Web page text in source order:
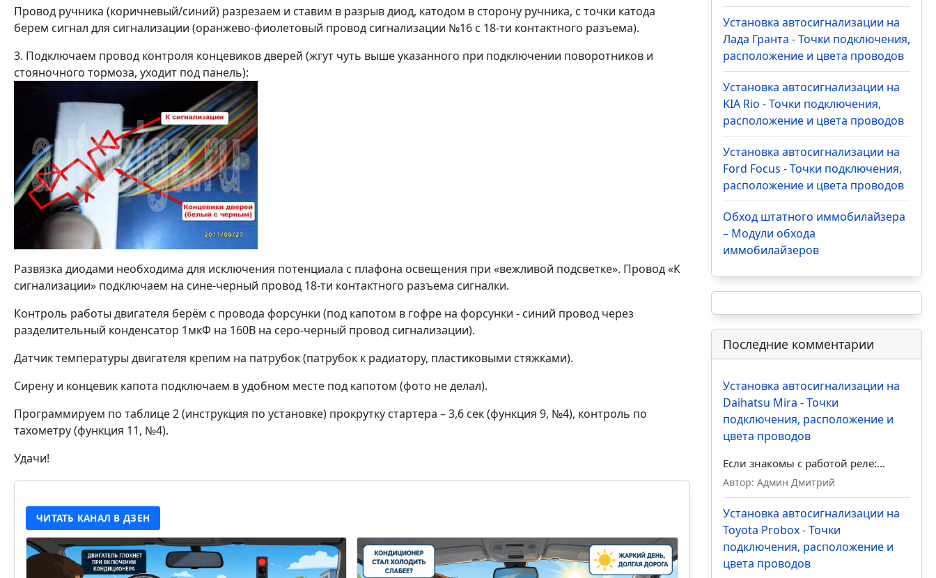
Провод ручника (коричневый/синий) разрезаем и ставим в разрыв диод, катодом в сторону ручника, с точки катода
берем сигнал для сигнализации (оранжево-фиолетовый провод сигнализации №16 с 18-ти контактного разъема).
3. Подключаем провод контроля концевиков дверей (жгут чуть выше указанного при подключении поворотников и
стояночного тормоза, уходит под панель):
Развязка диодами необходима для исключения потенциала с плафона освещения при «вежливой подсветке». Провод «К
сигнализации» подключаем на сине-черный провод 18-ти контактного разъема сигналки.
Контроль работы двигателя берём с провода форсунки (под капотом в гофре на форсунки - синий провод через
разделительный конденсатор 1мкФ на 160В на серо-черный провод сигнализации).
Датчик температуры двигателя крепим на патрубок (патрубок к радиатору, пластиковыми стяжками).
Сирену и концевик капота подключаем в удобном месте под капотом (фото не делал).
Программируем по таблице 2 (инструкция по установке) прокрутку стартера – 3,6 сек (функция 9, №4), контроль по
тахометру (функция 11, №4).
Удачи!
ЧИТАТЬ КАНАЛ В ДЗЕН
Установка автосигнализации на
Лада Гранта - Точки подключения,
расположение и цвета проводов
Установка автосигнализации на
KIA Rio - Точки подключения,
расположение и цвета проводов
Установка автосигнализации на
Ford Focus - Точки подключения,
расположение и цвета проводов
Обход штатного иммобилайзера
– Модули обхода
иммобилайзеров
Последние комментарии
Установка автосигнализации на
Daihatsu Mira - Точки
подключения, расположение и
цвета проводов
Если знакомы с работой реле:...
Автор: Админ Дмитрий
Установка автосигнализации на
Toyota Probox - Точки
подключения, расположение и
цвета проводов